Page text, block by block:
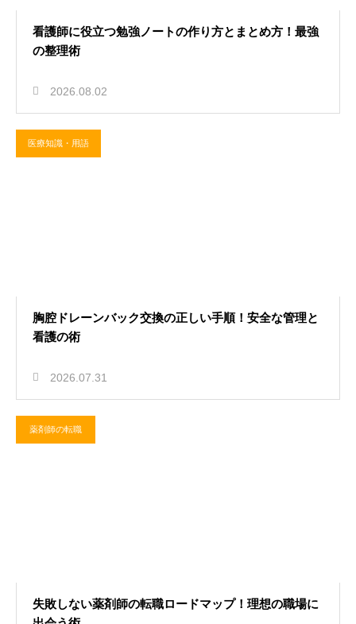
看護師に役立つ勉強ノートの作り方とまとめ方！最強
の整理術
2026.08.02
医療知識・用語
胸腔ドレーンバック交換の正しい手順！安全な管理と
看護の術
2026.07.31
薬剤師の転職
失敗しない薬剤師の転職ロードマップ！理想の職場に